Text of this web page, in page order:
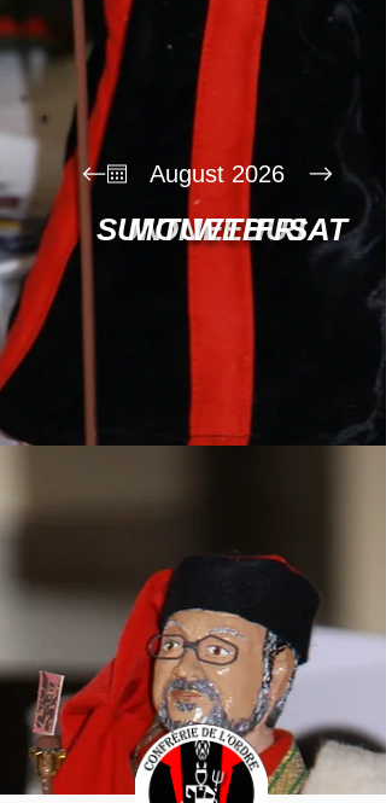
August 2026
SUNMON
TUEWED
THU
FRISAT